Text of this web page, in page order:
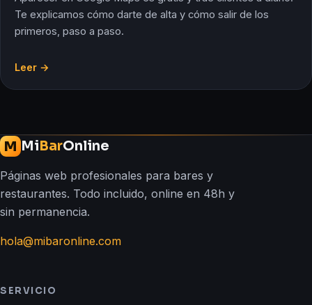
Te explicamos cómo darte de alta y cómo salir de los
primeros, paso a paso.
Leer →
M MiBarOnline
Páginas web profesionales para bares y
restaurantes. Todo incluido, online en 48h y
sin permanencia.
hola@mibaronline.com
SERVICIO